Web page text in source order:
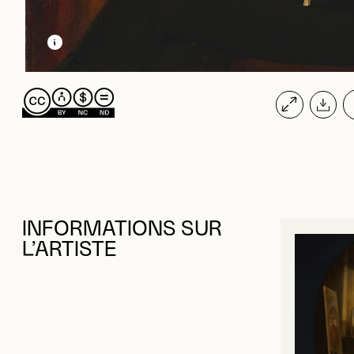
EN SAVOIR PLUS SUR CETTE IMAGE
OUVRIR LA MODALE
L’ARTISTE